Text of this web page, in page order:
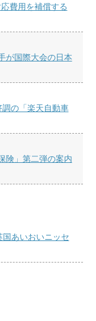
費用を補償する
が国際大会の日本
の「楽天自動車
険」第二弾の案内
あいおいニッセ